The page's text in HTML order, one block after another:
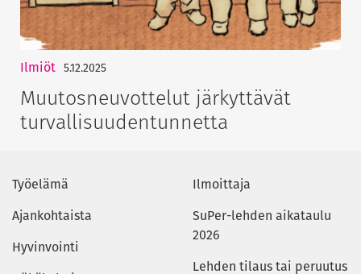
Ilmiöt 5.12.2025
Muutosneuvottelut järkyttävät
turvallisuudentunnetta
Työelämä
Ajankohtaista
Hyvinvointi
Ilmoittaja
SuPer-lehden aikataulu
2026
Lehden tilaus tai peruutus